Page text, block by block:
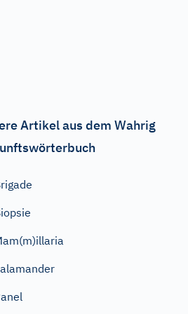
Artikel aus dem Wahrig